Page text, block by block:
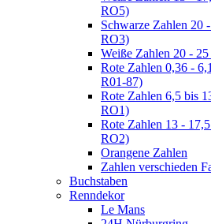
RO5)
Schwarze Zahlen 20
RO3)
Weiße Zahlen 20 -
Rote Zahlen 0,36 -
R01-87)
Rote Zahlen 6,5 bis
RO1)
Rote Zahlen 13 -
RO2)
Orangene Zahlen
Zahlen verschieden
Buchstaben
Renndekor
Le Mans